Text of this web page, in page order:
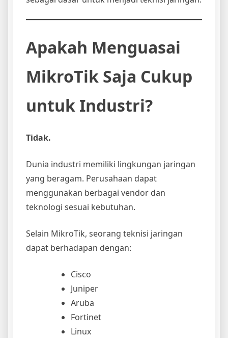
Apakah Menguasai
MikroTik Saja Cukup
untuk Industri?
Tidak.
Dunia industri memiliki lingkungan jaringan
yang beragam. Perusahaan dapat
menggunakan berbagai vendor dan
teknologi sesuai kebutuhan.
Selain MikroTik, seorang teknisi jaringan
dapat berhadapan dengan:
Cisco
Juniper
Aruba
Fortinet
Linux